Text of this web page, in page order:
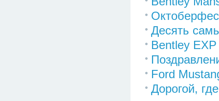
Десять
Bentley
Ford
Дорогой,